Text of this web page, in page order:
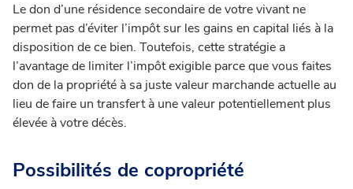
Le don d’une résidence secondaire de votre vivant ne
permet pas d’éviter l’impôt sur les gains en capital liés à la
disposition de ce bien. Toutefois, cette stratégie a
l’avantage de limiter l’impôt exigible parce que vous faites
don de la propriété à sa juste valeur marchande actuelle au
lieu de faire un transfert à une valeur potentiellement plus
élevée à votre décès.
Possibilités de copropriété